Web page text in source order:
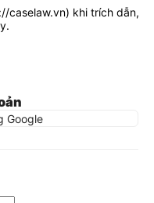
caselaw.vn) khi trích dẫn,
Google